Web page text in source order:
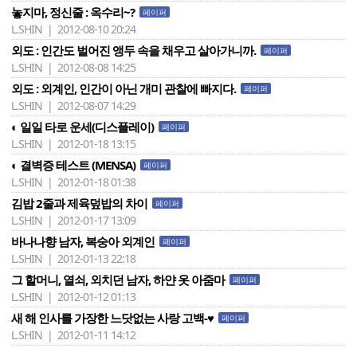
놓지마, 정신줄 : 옥수리~? 페이퍼
L.SHIN | 2012-08-10 20:24
외도 : 인간도 벌어진 앵두 속을 채우고 살아가니까. 페이퍼
L.SHIN | 2012-08-08 14:25
외도 : 외계인, 인간이 아닌 개미 관찰에 빠지다. 페이퍼
L.SHIN | 2012-08-07 14:29
◐ 일일 타로 운세(디스플레이) 페이퍼
L.SHIN | 2012-01-18 13:15
◐ 결벽증 테스트 (MENSA) 페이퍼
L.SHIN | 2012-01-18 01:38
김밥 2줄과 제육덮밥의 차이 페이퍼
L.SHIN | 2012-01-17 13:09
바나나향 남자, 복숭아 외계인 페이퍼
L.SHIN | 2012-01-13 22:18
그 할머니, 열쇠, 외치던 남자, 하얀 옷 아줌마 페이퍼
L.SHIN | 2012-01-12 01:13
새 해 인사를 가장한 느닷없는 사랑 고백-♥ 페이퍼
L.SHIN | 2012-01-11 14:12